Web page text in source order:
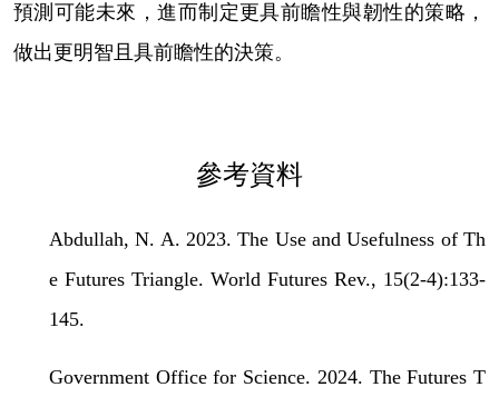
預測可能未來，進而制定更具前瞻性與韌性的策略，
做出更明智且具前瞻性的決策。
參考資料
Abdullah, N. A. 2023. The Use and Usefulness of Th
e Futures Triangle. World Futures Rev., 15(2-4):133-
145.
Government Office for Science. 2024. The Futures T